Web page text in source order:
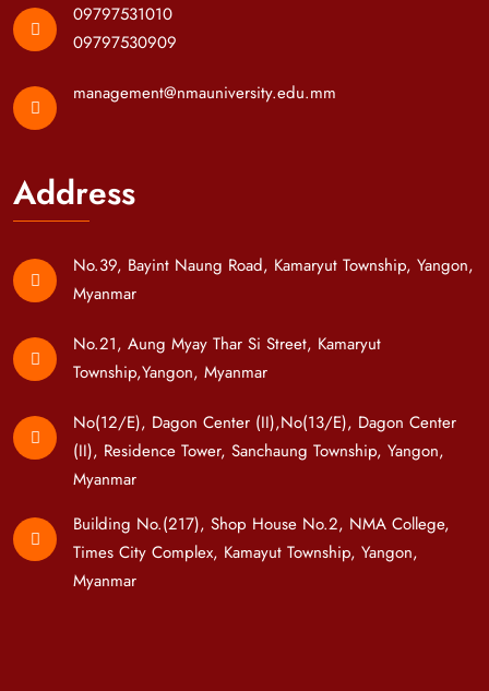
09797531010
09797530909
management@nmauniversity.edu.mm
Address
No.39, Bayint Naung Road, Kamaryut Township, Yangon,
Myanmar
No.21, Aung Myay Thar Si Street, Kamaryut
Township,Yangon, Myanmar
No(12/E), Dagon Center (II),No(13/E), Dagon Center
(II), Residence Tower, Sanchaung Township, Yangon,
Myanmar
Building No.(217), Shop House No.2, NMA College,
Times City Complex, Kamayut Township, Yangon,
Myanmar